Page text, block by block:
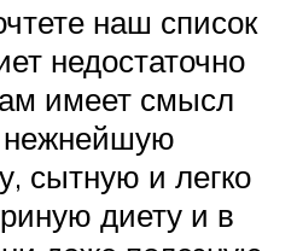
наш список
недостаточно
имеет смысл
нежнейшую
сытную и легко
диету и в